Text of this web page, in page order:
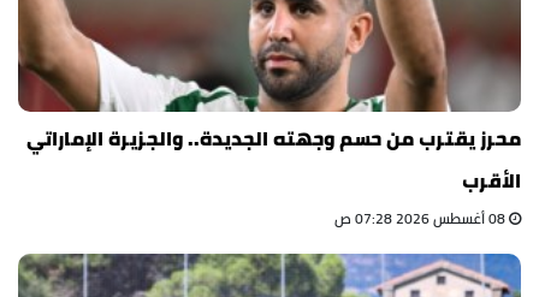
محرز يقترب من حسم وجهته الجديدة.. والجزيرة الإماراتي
الأقرب